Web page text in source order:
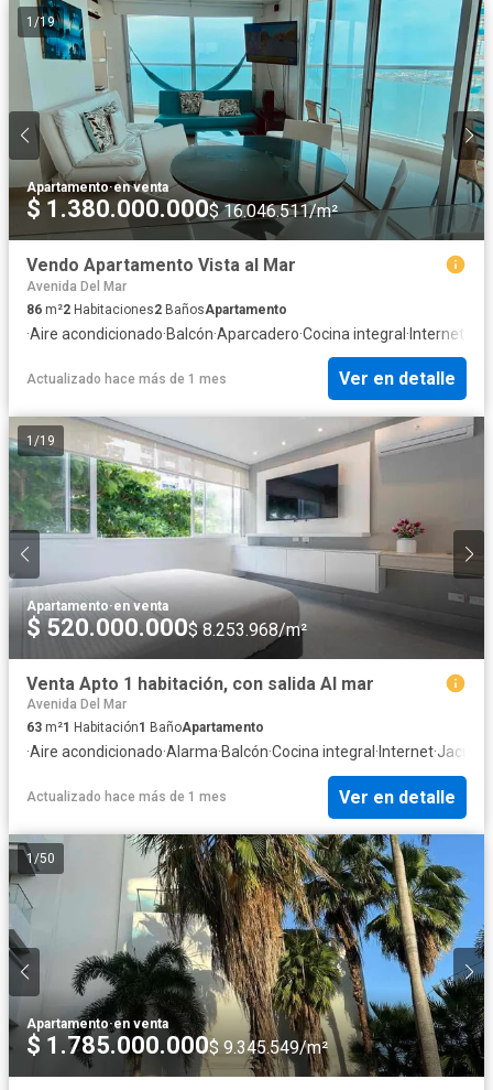
1 /19
Apartamento·en venta
$ 1.380.000.000$ 16.046.511/m²
Vendo Apartamento Vista al Mar
Avenida Del Mar
86 m²2 Habitaciones2 BañosApartamento
·Aire acondicionado·Balcón·Aparcadero·Cocina integral · Internet
Actualizado hace más de 1 mes Ver en detalle
1 /19
Apartamento·en venta
$ 520.000.000$ 8.253.968/m²
Venta Apto 1 habitación, con salida Al mar
Avenida Del Mar
63 m²1 Habitación1 BañoApartamento
·Aire acondicionado·Alarma·Balcón·Cocina integral · Internet·Jacuzzi
Actualizado hace más de 1 mes Ver en detalle
1/50
Apartamento·en venta
$ 1.785.000.000$ 9.345.549/m²